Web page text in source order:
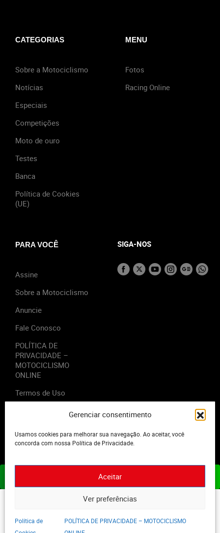
Gerenciar consentimento
Usamos cookies para melhorar sua navegação. Ao aceitar, você
concorda com nossa Política de Privacidade.
Aceitar
Ver preferências
Política de
POLÍTICA DE PRIVACIDADE – MOTOCICLISMO
CATEGORIAS
Sobre a Motociclismo
Notícias
Especiais
Competições
Moto de ouro
Testes
Banca
Política de Cookies
(UE)
MENU
Fotos
Racing Online
PARA VOCÊ
Assine
Sobre a Motociclismo
Anuncie
Fale Conosco
POLÍTICA DE
PRIVACIDADE –
MOTOCICLISMO
ONLINE
Termos de Uso
SIGA-NOS
2023 - Editora Motor Midia. Todos os direitos reservados.
ASSINE JÁ